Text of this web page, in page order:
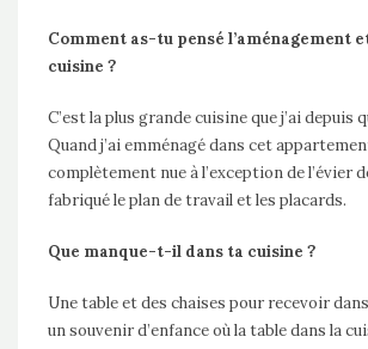
Comment as-tu pensé l’aménagement
cuisine ?
C’est la plus grande cuisine que j’ai depuis
Quand j’ai emménagé dans cet
complètement nue à l’exception de l’évier
fabriqué le plan de travail et les placards.
Que manque-t-il dans ta cuisine ?
Une table et des chaises pour recevoir dans
un souvenir d’enfance où la table dans la